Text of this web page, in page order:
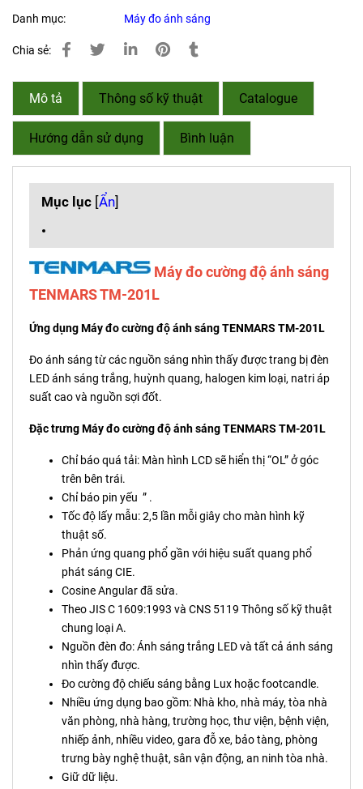
Danh mục: Máy đo ánh sáng
Chia sẻ:
Mô tả Thông số kỹ thuật Catalogue
Hướng dẫn sử dụng Bình luận
Mục lục [Ẩn]
Máy đo cường độ ánh sáng
TENMARS TM-201L
Ứng dụng Máy đo cường độ ánh sáng TENMARS TM-201L
Đo ánh sáng từ các nguồn sáng nhìn thấy được trang bị đèn
LED ánh sáng trắng, huỳnh quang, halogen kim loại, natri áp
suất cao và nguồn sợi đốt.
Đặc trưng Máy đo cường độ ánh sáng TENMARS TM-201L
Chỉ báo quá tải: Màn hình LCD sẽ hiển thị “OL” ở góc
trên bên trái.
Chỉ báo pin yếu ” .
Tốc độ lấy mẫu: 2,5 lần mỗi giây cho màn hình kỹ
thuật số.
Phản ứng quang phổ gần với hiệu suất quang phổ
phát sáng CIE.
Cosine Angular đã sửa.
Theo JIS C 1609:1993 và CNS 5119 Thông số kỹ thuật
chung loại A.
Nguồn đèn đo: Ánh sáng trắng LED và tất cả ánh sáng
nhìn thấy được.
Đo cường độ chiếu sáng bằng Lux hoặc footcandle.
Nhiều ứng dụng bao gồm: Nhà kho, nhà máy, tòa nhà
văn phòng, nhà hàng, trường học, thư viện, bệnh viện,
nhiếp ảnh, nhiều video, gara đỗ xe, bảo tàng, phòng
trưng bày nghệ thuật, sân vận động, an ninh tòa nhà.
Giữ dữ liệu.